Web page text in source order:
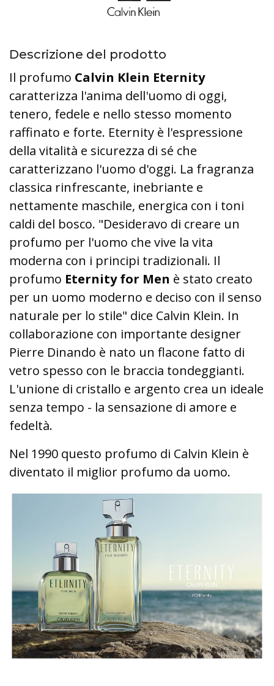
Descrizione del prodotto
Il profumo Calvin Klein Eternity
caratterizza l'anima dell'uomo di oggi,
tenero, fedele e nello stesso momento
raffinato e forte. Eternity è l'espressione
della vitalità e sicurezza di sé che
caratterizzano l'uomo d'oggi. La fragranza
classica rinfrescante, inebriante e
nettamente maschile, energica con i toni
caldi del bosco. "Desideravo di creare un
profumo per l'uomo che vive la vita
moderna con i principi tradizionali. Il
profumo Eternity for Men è stato creato
per un uomo moderno e deciso con il senso
naturale per lo stile" dice Calvin Klein. In
collaborazione con importante designer
Pierre Dinando è nato un flacone fatto di
vetro spesso con le braccia tondeggianti.
L'unione di cristallo e argento crea un ideale
senza tempo - la sensazione di amore e
fedeltà.
Nel 1990 questo profumo di Calvin Klein è
diventato il miglior profumo da uomo.